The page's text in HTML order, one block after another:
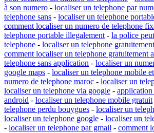
à son numero - localiser un telephone par
telephone sans - localiser un telephone
comment localiser un numero de telephone
telephone portable illegalement - la police
telephone - localiser un telephone
comment localiser un telephone gratuitement
telephone sans application - localiser un
google maps - localiser un telephone mobile
numero de telephone maroc - localiser un
localiser un telephone via google - application
android - localiser un telephone mobile gratuit
telephone perdu bouygues - localiser un
localiser un telephone google - localiser un
- localiser un telephone par gmail - comment